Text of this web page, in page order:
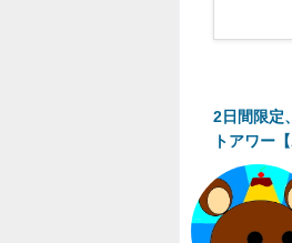
2日間限定
トアワー